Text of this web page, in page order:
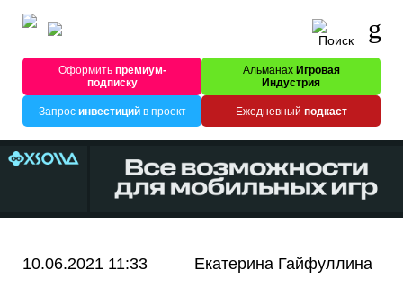
Оформитьпремиум-
подписку
Альманах Игровая
Индустрия
Запрос инвестицийв проект Ежедневный подкаст
10.06.2021 11:33 Екатерина Гайфуллина